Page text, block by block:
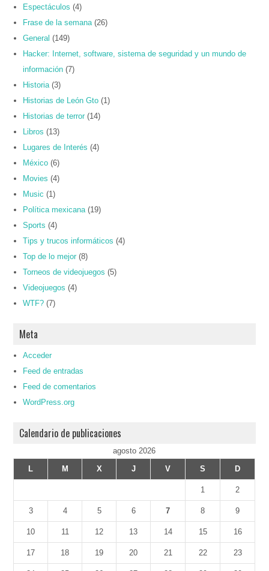
Espectáculos (4)
Frase de la semana (26)
General (149)
Hacker: Internet, software, sistema de seguridad y un mundo de
información (7)
Historia (3)
Historias de León Gto (1)
Historias de terror (14)
Libros (13)
Lugares de Interés (4)
México (6)
Movies (4)
Music (1)
Política mexicana (19)
Sports (4)
Tips y trucos informáticos (4)
Top de lo mejor (8)
Torneos de videojuegos (5)
Videojuegos (4)
WTF? (7)
Meta
Acceder
Feed de entradas
Feed de comentarios
WordPress.org
Calendario de publicaciones
agosto 2026
L
M X J V S D
1 2
3 4 5 6 7 8 9
10 11 12 13 14 15 16
17 18 19 20 21 22 23